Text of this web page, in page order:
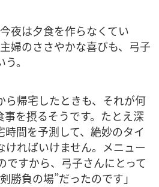
夜は夕食を作らなくてい
婦のささやかな喜びも、弓子
。
ら帰宅したときも、それが何
を摂るそうです。たとえ深
間を予測して、絶妙のタイ
ければいけません。メニュー
ですから、弓子さんにとって
勝負の場”だったのです」